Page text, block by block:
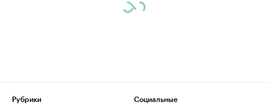
Рубрики
Социальные